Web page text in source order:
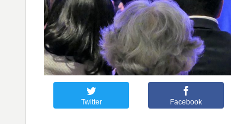
Twitter Facebook